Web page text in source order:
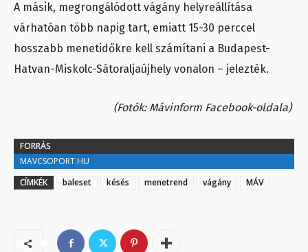
A másik, megrongálódott vágány helyreállítása
várhatóan több napig tart, emiatt 15-30 perccel
hosszabb menetidőkre kell számítani a Budapest-
Hatvan-Miskolc-Sátoraljaújhely vonalon – jelezték.
(Fotók: Mávinform Facebook-oldala)
FORRÁS
MAVCSOPORT.HU
CÍMKÉK
baleset késés menetrend vágány MÁV